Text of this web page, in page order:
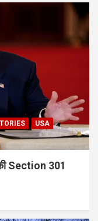
USA
Section 301